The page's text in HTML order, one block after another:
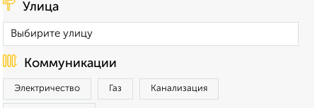
Улица
Коммуникации
Электричество Газ Канализация